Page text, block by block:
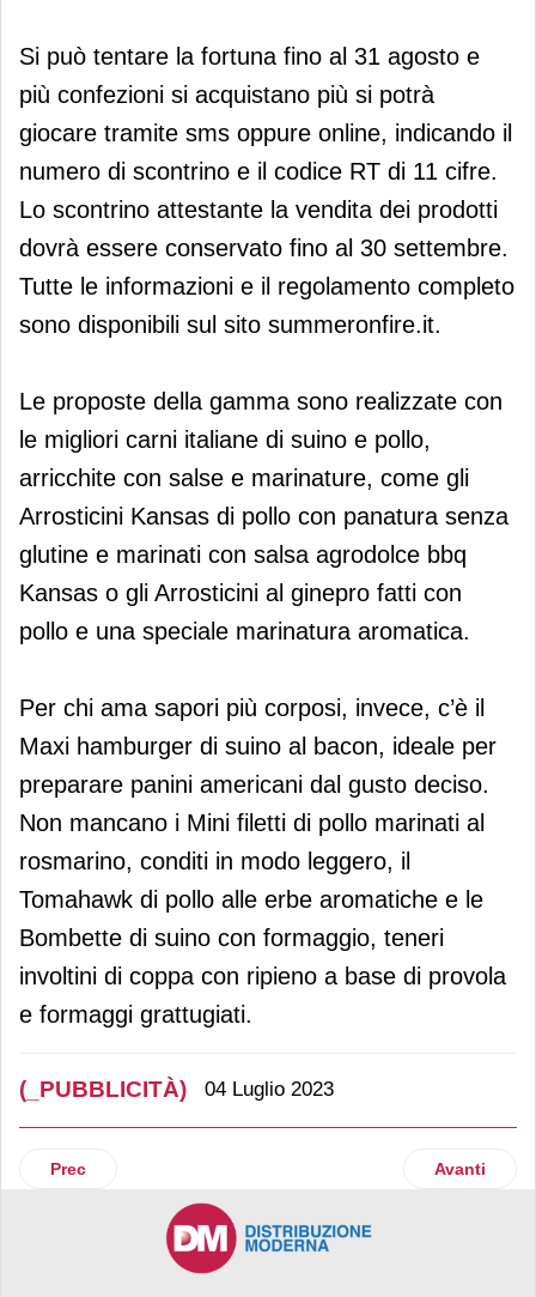
Si può tentare la fortuna fino al 31 agosto e
più confezioni si acquistano più si potrà
giocare tramite sms oppure online, indicando il
numero di scontrino e il codice RT di 11 cifre.
Lo scontrino attestante la vendita dei prodotti
dovrà essere conservato fino al 30 settembre.
Tutte le informazioni e il regolamento completo
sono disponibili sul sito summeronfire.it.
Le proposte della gamma sono realizzate con
le migliori carni italiane di suino e pollo,
arricchite con salse e marinature, come gli
Arrosticini Kansas di pollo con panatura senza
glutine e marinati con salsa agrodolce bbq
Kansas o gli Arrosticini al ginepro fatti con
pollo e una speciale marinatura aromatica.
Per chi ama sapori più corposi, invece, c’è il
Maxi hamburger di suino al bacon, ideale per
preparare panini americani dal gusto deciso.
Non mancano i Mini filetti di pollo marinati al
rosmarino, conditi in modo leggero, il
Tomahawk di pollo alle erbe aromatiche e le
Bombette di suino con formaggio, teneri
involtini di coppa con ripieno a base di provola
e formaggi grattugiati.
(_PUBBLICITÀ) 04 Luglio 2023
Articolo precedente: Vileda torna in tv con Turbo Smart
Prec Articolo
Avanti